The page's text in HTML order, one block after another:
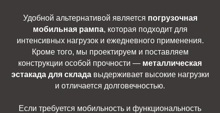
Удобной альтернативой является погрузочная
мобильная рампа, которая подходит для
интенсивных нагрузок и ежедневного применения.
Кроме того, мы проектируем и поставляем
конструкции особой прочности — металлическая
эстакада для складавыдерживает высокие нагрузки
и отличается долговечностью.
Если требуется мобильность и функциональность